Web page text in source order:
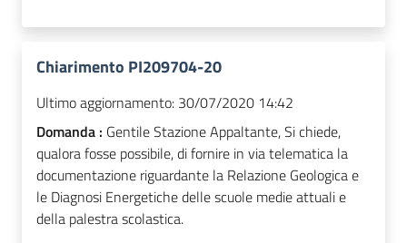
Chiarimento PI209704-20
Ultimo aggiornamento: 30/07/2020 14:42
Domanda : Gentile Stazione Appaltante, Si chiede,
qualora fosse possibile, di fornire in via telematica la
documentazione riguardante la Relazione Geologica e
le Diagnosi Energetiche delle scuole medie attuali e
della palestra scolastica.